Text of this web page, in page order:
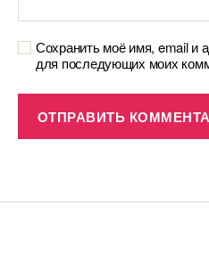
Сохранить моё имя, email и
для последующих моих